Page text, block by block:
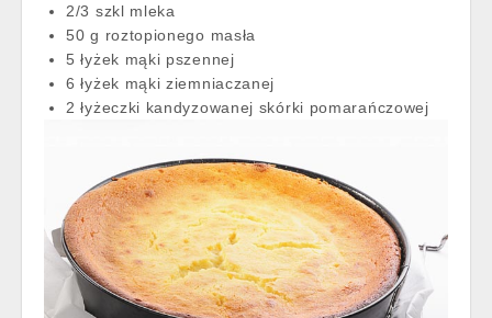
2/3 szkl mleka
50 g roztopionego masła
5 łyżek mąki pszennej
6 łyżek mąki ziemniaczanej
2 łyżeczki kandyzowanej skórki pomarańczowej